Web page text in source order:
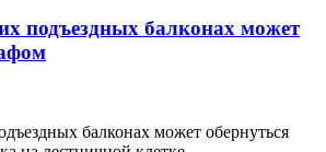
подъездных балконах может
балконах может обернуться